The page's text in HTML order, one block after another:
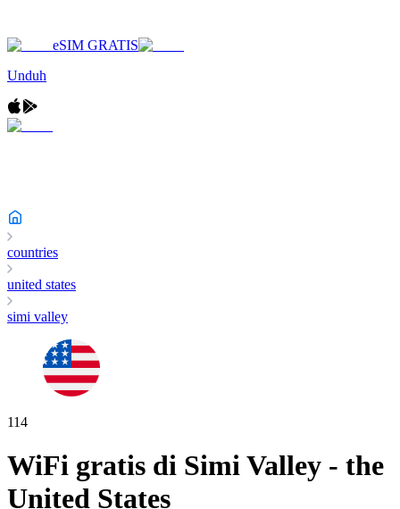
eSIM GRATIS
Unduh
countries
united states
simi valley
114
WiFi gratis di Simi Valley - the
United States